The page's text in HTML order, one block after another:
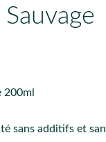
200ml
sans additifs et